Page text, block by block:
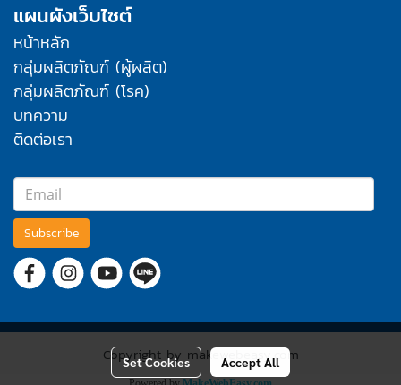
แผนผังเว็บไซต์
หน้าหลัก
กลุ่มผลิตภัณฑ์ (ผู้ผลิต)
กลุ่มผลิตภัณฑ์ (โรค)
บทความ
ติดต่อเรา
Subscribe
Copyright by makewebeasy.com
Set Cookies Accept All